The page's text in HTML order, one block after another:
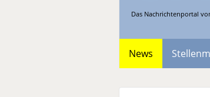
Das Nachrichtenportal
News